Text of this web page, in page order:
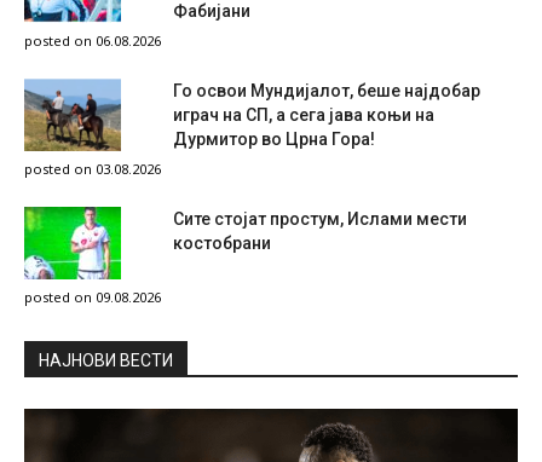
Фабијани
posted on 06.08.2026
Го освои Мундијалот, беше најдобар
играч на СП, а сега јава коњи на
Дурмитор во Црна Гора!
posted on 03.08.2026
Сите стојат простум, Ислами мести
костобрани
posted on 09.08.2026
НAЈНОВИ ВЕСТИ